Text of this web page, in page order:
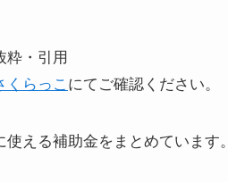
・引用
くらっこ にてご確認ください。
える補助金をまとめています。